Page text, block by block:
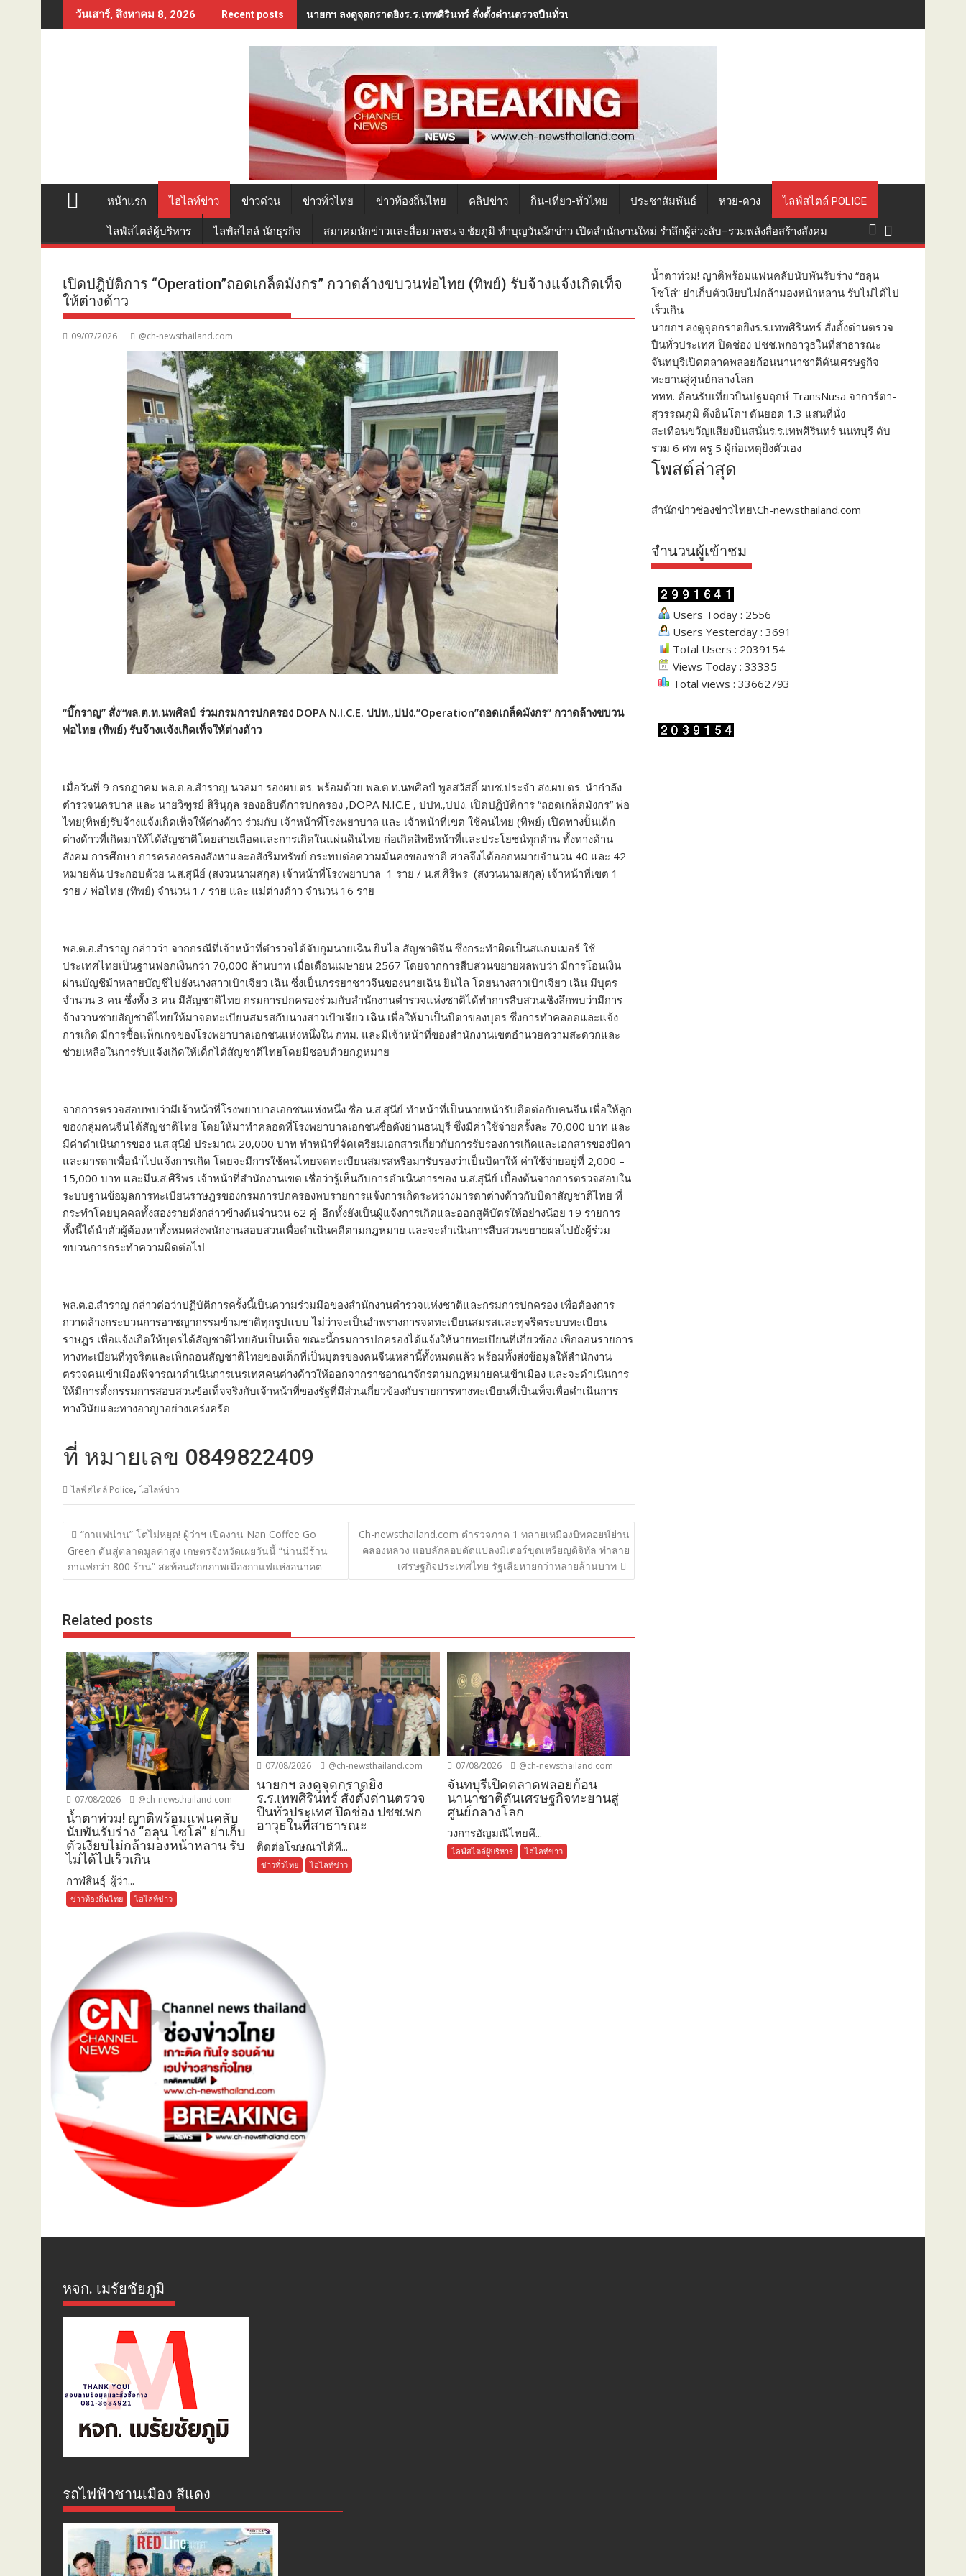
to
วันเสาร์, สิงหาคม 8, 2026 Recent posts นายกฯ ลงดูจุดกราดยิงร.ร.เทพศิรินทร์ สั่งตั้งด่านตรวจปืนทั่วประเทศ ปิดช่อง ปชช.พกอาวุธในที่สาธารณะ
หน้าแรก ไฮไลท์ข่าว ข่าวด่วน ข่าวทั่วไทย ข่าวท้องถิ่นไทย คลิปข่าว กิน-เที่ยว-ทั่วไทย ประชาสัมพันธ์ หวย-ดวง ไลฟ์สไตล์ POLICE
ไลฟ์สไตล์ผู้บริหาร ไลฟ์สไตล์ นักธุรกิจ สมาคมนักข่าวและสื่อมวลชน จ.ชัยภูมิ ทำบุญวันนักข่าว เปิดสำนักงานใหม่ รำลึกผู้ล่วงลับ–รวมพลังสื่อสร้างสังคม
เปิดปฎิบัติการ “Operation”ถอดเกล็ดมังกร” กวาดล้างขบวนพ่อไทย (ทิพย์) รับจ้างแจ้งเกิดเท็จ
ให้ต่างด้าว
09/07/2026 @ch-newsthailand.com
“บิ๊กราญ” สั่ง“พล.ต.ท.นพศิลป์ ร่วมกรมการปกครอง DOPA N.I.C.E. ปปท.,ปปง.”Operation”ถอดเกล็ดมังกร” กวาดล้างขบวน
พ่อไทย (ทิพย์) รับจ้างแจ้งเกิดเท็จให้ต่างด้าว
เมื่อวันที่ 9 กรกฎาคม พล.ต.อ.สําราญ นวลมา รองผบ.ตร. พร้อมด้วย พล.ต.ท.นพศิลป์ พูลสวัสดิ์ ผบช.ประจำ สง.ผบ.ตร. นำกำลัง
ตำรวจนครบาล และ นายวิฑูรย์ สิรินุกุล รองอธิบดีการปกครอง ,DOPA N.IC.E , ปปท.,ปปง. เปิดปฏิบัติการ “ถอดเกล็ดมังกร” พ่อ
ไทย(ทิพย์)รับจ้างแจ้งเกิดเท็จให้ต่างด้าว ร่วมกับ เจ้าหน้าที่โรงพยาบาล และ เจ้าหน้าที่เขต ใช้คนไทย (ทิพย์) เปิดทางปั้นเด็ก
ต่างด้าวที่เกิดมาให้ได้สัญชาติโดยสายเลือดและการเกิดในแผ่นดินไทย ก่อเกิดสิทธิหน้าที่และประโยชน์ทุกด้าน ทั้งทางด้าน
สังคม การศึกษา การครองครองสังหาและอสังริมทรัพย์ กระทบต่อความมั่นคงของชาติ ศาลจึงได้ออกหมายจำนวน 40 และ 42
หมายค้น ประกอบด้วย น.ส.สุนีย์ (สงวนนามสกุล) เจ้าหน้าที่โรงพยาบาล 1 ราย / น.ส.ศิริพร (สงวนนามสกุล) เจ้าหน้าที่เขต 1
ราย / พ่อไทย (ทิพย์) จำนวน 17 ราย และ แม่ต่างด้าว จำนวน 16 ราย
พล.ต.อ.สำราญ กล่าวว่า จากกรณีที่เจ้าหน้าที่ตำรวจได้จับกุมนายเฉิน ยินไล สัญชาติจีน ซึ่งกระทำผิดเป็นสแกมเมอร์ ใช้
ประเทศไทยเป็นฐานฟอกเงินกว่า 70,000 ล้านบาท เมื่อเดือนเมษายน 2567 โดยจากการสืบสวนขยายผลพบว่า มีการโอนเงิน
ผ่านบัญชีม้าหลายบัญชีไปยังนางสาวเป้าเจียว เฉิน ซึ่งเป็นภรรยาชาวจีนของนายเฉิน ยินไล โดยนางสาวเป้าเจียว เฉิน มีบุตร
จำนวน 3 คน ซึ่งทั้ง 3 คน มีสัญชาติไทย กรมการปกครองร่วมกับสำนักงานตำรวจแห่งชาติได้ทำการสืบสวนเชิงลึกพบว่ามีการ
จ้างวานชายสัญชาติไทยให้มาจดทะเบียนสมรสกับนางสาวเป้าเจียว เฉิน เพื่อให้มาเป็นบิดาของบุตร ซึ่งการทำคลอดและแจ้ง
การเกิด มีการซื้อแพ็กเกจของโรงพยาบาลเอกชนแห่งหนึ่งใน กทม. และมีเจ้าหน้าที่ของสำนักงานเขตอำนวยความสะดวกและ
ช่วยเหลือในการรับแจ้งเกิดให้เด็กได้สัญชาติไทยโดยมิชอบด้วยกฎหมาย
จากการตรวจสอบพบว่ามีเจ้าหน้าที่โรงพยาบาลเอกชนแห่งหนึ่ง ชื่อ น.ส.สุนีย์ ทำหน้าที่เป็นนายหน้ารับติดต่อกับคนจีน เพื่อให้ลูก
ของกลุ่มคนจีนได้สัญชาติไทย โดยให้มาทำคลอดที่โรงพยาบาลเอกชนชื่อดังย่านธนบุรี ซึ่งมีค่าใช้จ่ายครั้งละ 70,000 บาท และ
มีค่าดำเนินการของ น.ส.สุนีย์ ประมาณ 20,000 บาท ทำหน้าที่จัดเตรียมเอกสารเกี่ยวกับการรับรองการเกิดและเอกสารของบิดา
และมารดาเพื่อนำไปแจ้งการเกิด โดยจะมีการใช้คนไทยจดทะเบียนสมรสหรือมารับรองว่าเป็นบิดาให้ ค่าใช้จ่ายอยู่ที่ 2,000 –
15,000 บาท และมีน.ส.ศิริพร เจ้าหน้าที่สำนักงานเขต เชื่อว่ารู้เห็นกับการดำเนินการของ น.ส.สุนีย์ เบื้องต้นจากการตรวจสอบใน
ระบบฐานข้อมูลการทะเบียนราษฎรของกรมการปกครองพบรายการแจ้งการเกิดระหว่างมารดาต่างด้าวกับบิดาสัญชาติไทย ที่
กระทำโดยบุคคลทั้งสองรายดังกล่าวข้างต้นจำนวน 62 คู่ อีกทั้งยังเป็นผู้แจ้งการเกิดและออกสูติบัตรให้อย่างน้อย 19 รายการ
ทั้งนี้ได้นำตัวผู้ต้องหาทั้งหมดส่งพนักงานสอบสวนเพื่อดำเนินคดีตามกฎหมาย และจะดำเนินการสืบสวนขยายผลไปยังผู้ร่วม
ขบวนการกระทำความผิดต่อไป
พล.ต.อ.สำราญ กล่าวต่อว่าปฏิบัติการครั้งนี้เป็นความร่วมมือของสำนักงานตำรวจแห่งชาติและกรมการปกครอง เพื่อต้องการ
กวาดล้างกระบวนการอาชญากรรมข้ามชาติทุกรูปแบบ ไม่ว่าจะเป็นอำพรางการจดทะเบียนสมรสและทุจริตระบบทะเบียน
ราษฎร เพื่อแจ้งเกิดให้บุตรได้สัญชาติไทยอันเป็นเท็จ ขณะนี้กรมการปกครองได้แจ้งให้นายทะเบียนที่เกี่ยวข้อง เพิกถอนรายการ
ทางทะเบียนที่ทุจริตและเพิกถอนสัญชาติไทยของเด็กที่เป็นบุตรของคนจีนเหล่านี้ทั้งหมดแล้ว พร้อมทั้งส่งข้อมูลให้สำนักงาน
ตรวจคนเข้าเมืองพิจารณาดำเนินการเนรเทศคนต่างด้าวให้ออกจากราชอาณาจักรตามกฎหมายคนเข้าเมือง และจะดำเนินการ
ให้มีการตั้งกรรมการสอบสวนข้อเท็จจริงกับเจ้าหน้าที่ของรัฐที่มีส่วนเกี่ยวข้องกับรายการทางทะเบียนที่เป็นเท็จเพื่อดำเนินการ
ทางวินัยและทางอาญาอย่างเคร่งครัด
หมายเลข 0849822409
ไลฟ์สไตล์ Police,ไฮไลท์ข่าว
แนะแนว
เรื่อง
“กาแฟน่าน” โตไม่หยุด! ผู้ว่าฯ เปิดงาน Nan Coffee Go
Green ดันสู่ตลาดมูลค่าสูง เกษตรจังหวัดเผยวันนี้ “น่านมีร้าน
กาแฟกว่า 800 ร้าน” สะท้อนศักยภาพเมืองกาแฟแห่งอนาคต
Ch-newsthailand.com ตำรวจภาค 1 ทลายเหมืองบิทคอยน์ย่าน
คลองหลวง แอบลักลอบดัดแปลงมิเตอร์ขุดเหรียญดิจิทัล ทำลาย
เศรษฐกิจประเทศไทย รัฐเสียหายกว่าหลายล้านบาท
Related posts
07/08/2026 @ch-newsthailand.com
น้ำตาท่วม! ญาติพร้อมแฟนคลับ
นับพันรับร่าง “ฮลุน โซโล่” ย่าเก็บ
ตัวเงียบไม่กล้ามองหน้าหลาน รับ
ไม่ได้ไปเร็วเกิน
กาฬสินธุ์-ผู้ว่า...
ข่าวท้องถิ่นไทย ไฮไลท์ข่าว
07/08/2026 @ch-newsthailand.com
นายกฯ ลงดูจุดกราดยิง
ร.ร.เทพศิรินทร์ สั่งตั้งด่านตรวจ
ปืนทั่วประเทศ ปิดช่อง ปชช.พก
อาวุธในที่สาธารณะ
ติดต่อโฆษณาได้ที...
ข่าวทั่วไทย ไฮไลท์ข่าว
07/08/2026 @ch-newsthailand.com
จันทบุรีเปิดตลาดพลอยก้อน
นานาชาติดันเศรษฐกิจทะยานสู่
ศูนย์กลางโลก
วงการอัญมณีไทยคึ...
ไลฟ์สไตล์ผู้บริหาร ไฮไลท์ข่าว
น้ำตาท่วม! ญาติพร้อมแฟนคลับนับพันรับร่าง “ฮลุน
โซโล่” ย่าเก็บตัวเงียบไม่กล้ามองหน้าหลาน รับไม่ได้ไป
เร็วเกิน
นายกฯ ลงดูจุดกราดยิงร.ร.เทพศิรินทร์ สั่งตั้งด่านตรวจ
ปืนทั่วประเทศ ปิดช่อง ปชช.พกอาวุธในที่สาธารณะ
จันทบุรีเปิดตลาดพลอยก้อนนานาชาติดันเศรษฐกิจ
ทะยานสู่ศูนย์กลางโลก
ททท. ต้อนรับเที่ยวบินปฐมฤกษ์ TransNusa จาการ์ตา-
สุวรรณภูมิ ดึงอินโดฯ ดันยอด 1.3 แสนที่นั่ง
สะเทือนขวัญ!เสียงปืนสนั่นร.ร.เทพศิรินทร์ นนทบุรี ดับ
รวม 6 ศพ ครู 5 ผู้ก่อเหตุยิงตัวเอง
โพสต์ล่าสุด
สำนักข่าวช่องข่าวไทย\Ch-newsthailand.com
จำนวนผู้เข้าชม
Users Today : 2556
Users Yesterday : 3691
Total Users : 2039154
Views Today : 33335
Total views : 33662793
หจก. เมรัยชัยภูมิ
รถไฟฟ้าชานเมือง สีแดง